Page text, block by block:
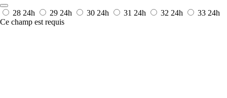
28 24h 29 24h 30 24h 31 24h 32 24h 33 24h
Ce champ est requis